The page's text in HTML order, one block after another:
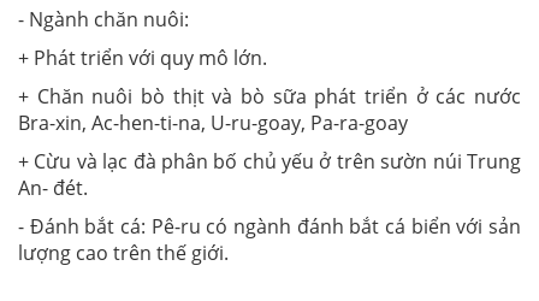
- Ngành chăn nuôi:
+ Phát triển với quy mô lớn.
+ Chăn nuôi bò thịt và bò sữa phát triển ở các nước
Bra-xin, Ac-hen-ti-na, U-ru-goay, Pa-ra-goay
+ Cừu và lạc đà phân bố chủ yếu ở trên sườn núi Trung
An- đét.
- Đánh bắt cá: Pê-ru có ngành đánh bắt cá biển với sản
lượng cao trên thế giới.